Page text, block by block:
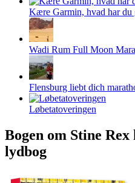
Kære Garmin, hvad har du
Wadi Rum Full Moon
Flensburg liebt dich
Løbetatoveringen
Bogen om Stine Rex
lydbog